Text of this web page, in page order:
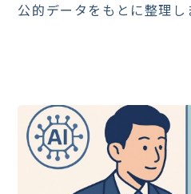
公的データをもとに整理し